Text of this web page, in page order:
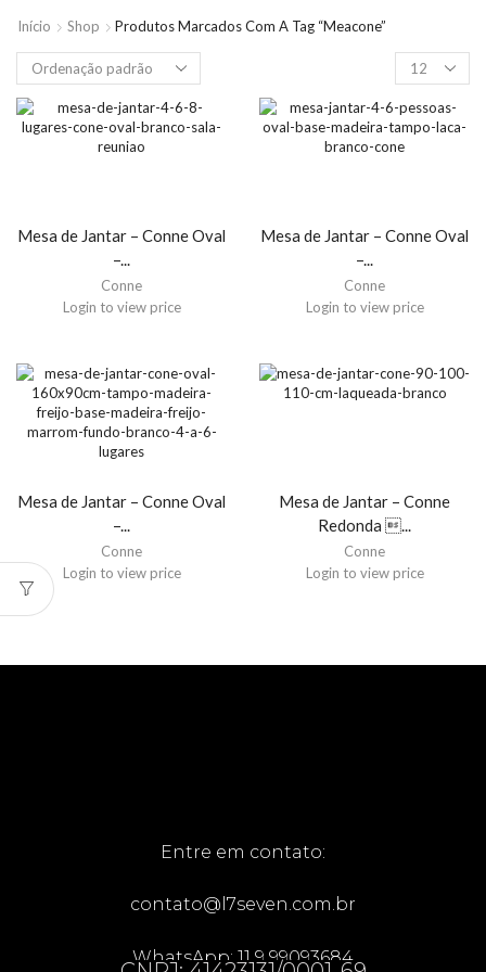
Início Shop Produtos Marcados Com A Tag “meacone”
Mesa de Jantar – Conne Oval
–...
Conne
Login to view price
Mesa de Jantar – Conne Oval
–...
Conne
Login to view price
Mesa de Jantar – Conne Oval
–...
Conne
Login to view price
Mesa de Jantar – Conne
Redonda ...
Conne
Login to view price
Entre em contato:
contato@l7seven.com.br
WhatsApp: 11 9 99093684